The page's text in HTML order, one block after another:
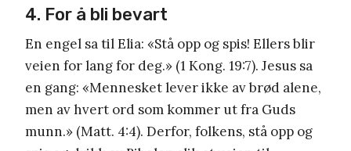
4. For å bli bevart
En engel sa til Elia: «Stå opp og spis! Ellers blir
veien for lang for deg.» (1 Kong. 19:7). Jesus sa
en gang: «Mennesket lever ikke av brød alene,
men av hvert ord som kommer ut fra Guds
munn.» (Matt. 4:4). Derfor, folkens, stå opp og